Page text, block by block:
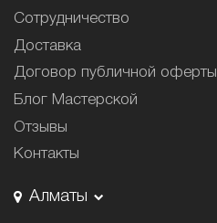
Сотрудничество
Доставка
Договор публичной оферты
Блог Мастерской
Отзывы
Контакты
Алматы